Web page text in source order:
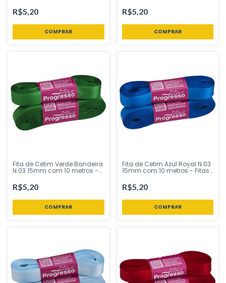
Loja
R$5,20 Loja
R$5,20
Fita de Cetim Verde Bandeira
N.03 15mm com 10 metros -
Festa Loja
R$5,20
Fita de Cetim Azul Royal N.03
15mm com 10 metros - Fitas
Loja
R$5,20